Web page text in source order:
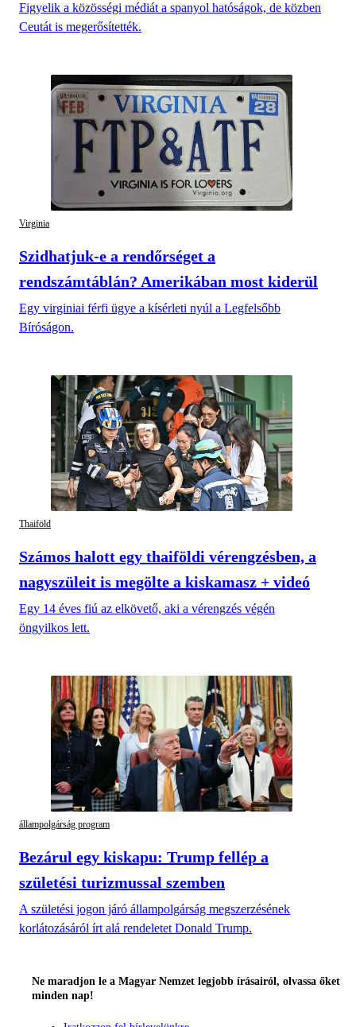
Figyelik a közösségi médiát a spanyol hatóságok, de közben
Ceutát is megerősítették.
Virginia
Szidhatjuk-e a rendőrséget a
rendszámtáblán? Amerikában most kiderül
Egy virginiai férfi ügye a kísérleti nyúl a Legfelsőbb
Bíróságon.
Thaiföld
Számos halott egy thaiföldi vérengzésben, a
nagyszüleit is megölte a kiskamasz + videó
Egy 14 éves fiú az elkövető, aki a vérengzés végén
öngyilkos lett.
állampolgárság program
Bezárul egy kiskapu: Trump fellép a
születési turizmussal szemben
A születési jogon járó állampolgárság megszerzésének
korlátozásáról írt alá rendeletet Donald Trump.
Ne maradjon le a Magyar Nemzet legjobb írásairól, olvassa őket
minden nap!